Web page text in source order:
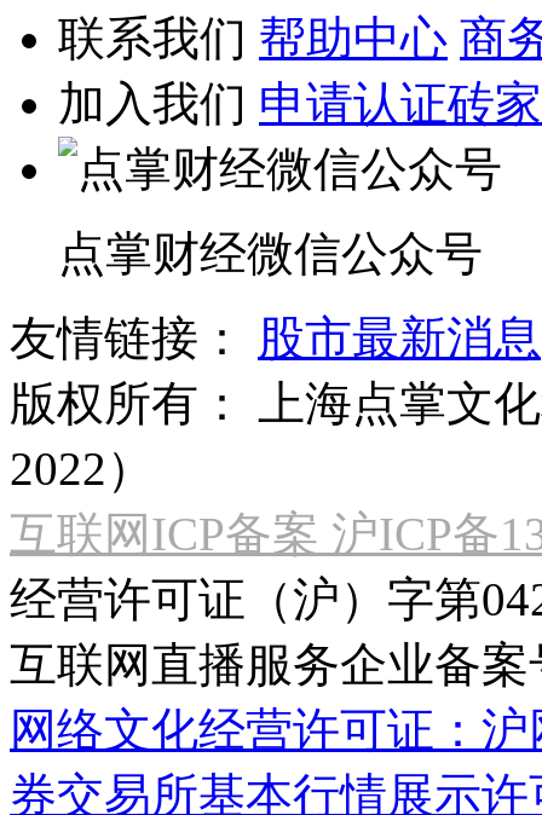
联系我们 帮助中心 商
加入我们 申请认证砖家
点掌财经微信公众号
友情链接：
股市最新消息
版权所有：
上海点掌文
2022）
互联网ICP备案 沪ICP备
经营许可证（沪）字第
互联网直播服务企业备案
网络文化经营许可证：
券交易所基本行情展示许